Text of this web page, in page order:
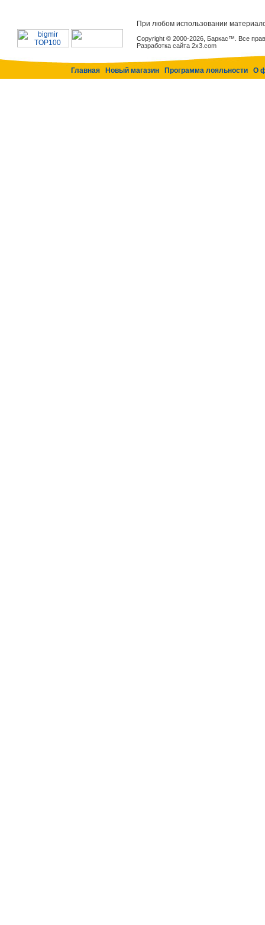
При любом использовании
Copyright © 2000-2026, Баркас™. Все
Разработка сайта 2x3.com
Главная Новый магазин Программа лояльности О